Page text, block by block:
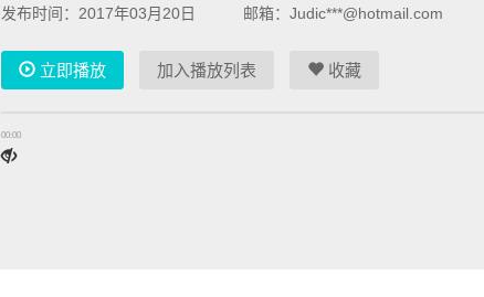
发布时间：2017年03月20日
邮箱：Judic***@hotmail.com
立即播放 加入播放列表 收藏
00:00